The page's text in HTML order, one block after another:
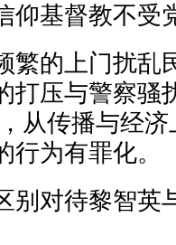
仰基督教不受
的上门扰乱
打压与警察骚
从传播与经
为有罪化。
对待黎智英